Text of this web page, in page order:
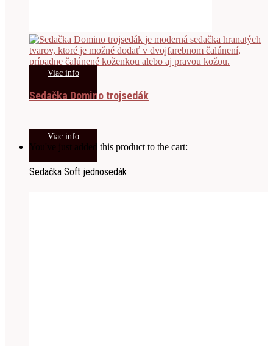
Viac info
Sedačka Domino trojsedák
Viac info
You've just added this product to the cart:
Sedačka Soft jednosedák